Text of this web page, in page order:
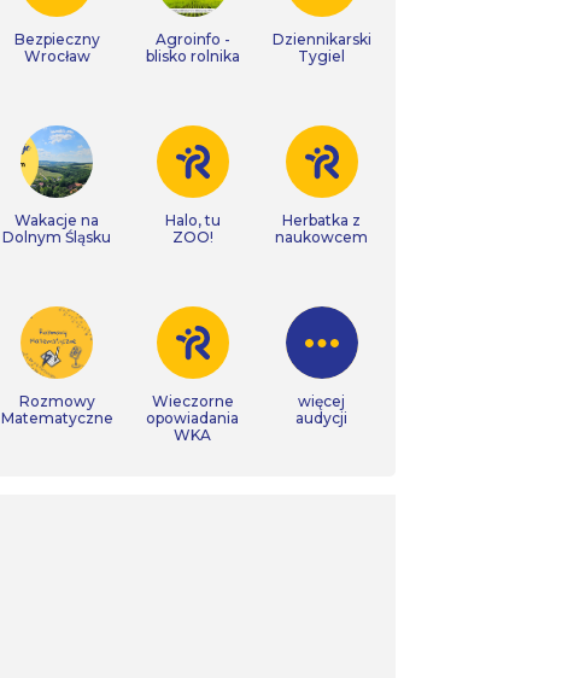
Bezpieczny
Wrocław
Agroinfo -
blisko rolnika
Dziennikarski
Tygiel
Wakacje na
Dolnym Śląsku
Halo, tu
ZOO!
Herbatka z
naukowcem
Rozmowy
Matematyczne
Wieczorne
opowiadania
WKA
więcej
audycji